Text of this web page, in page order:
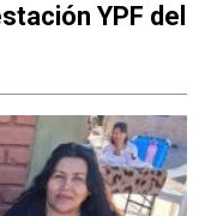
YPF del